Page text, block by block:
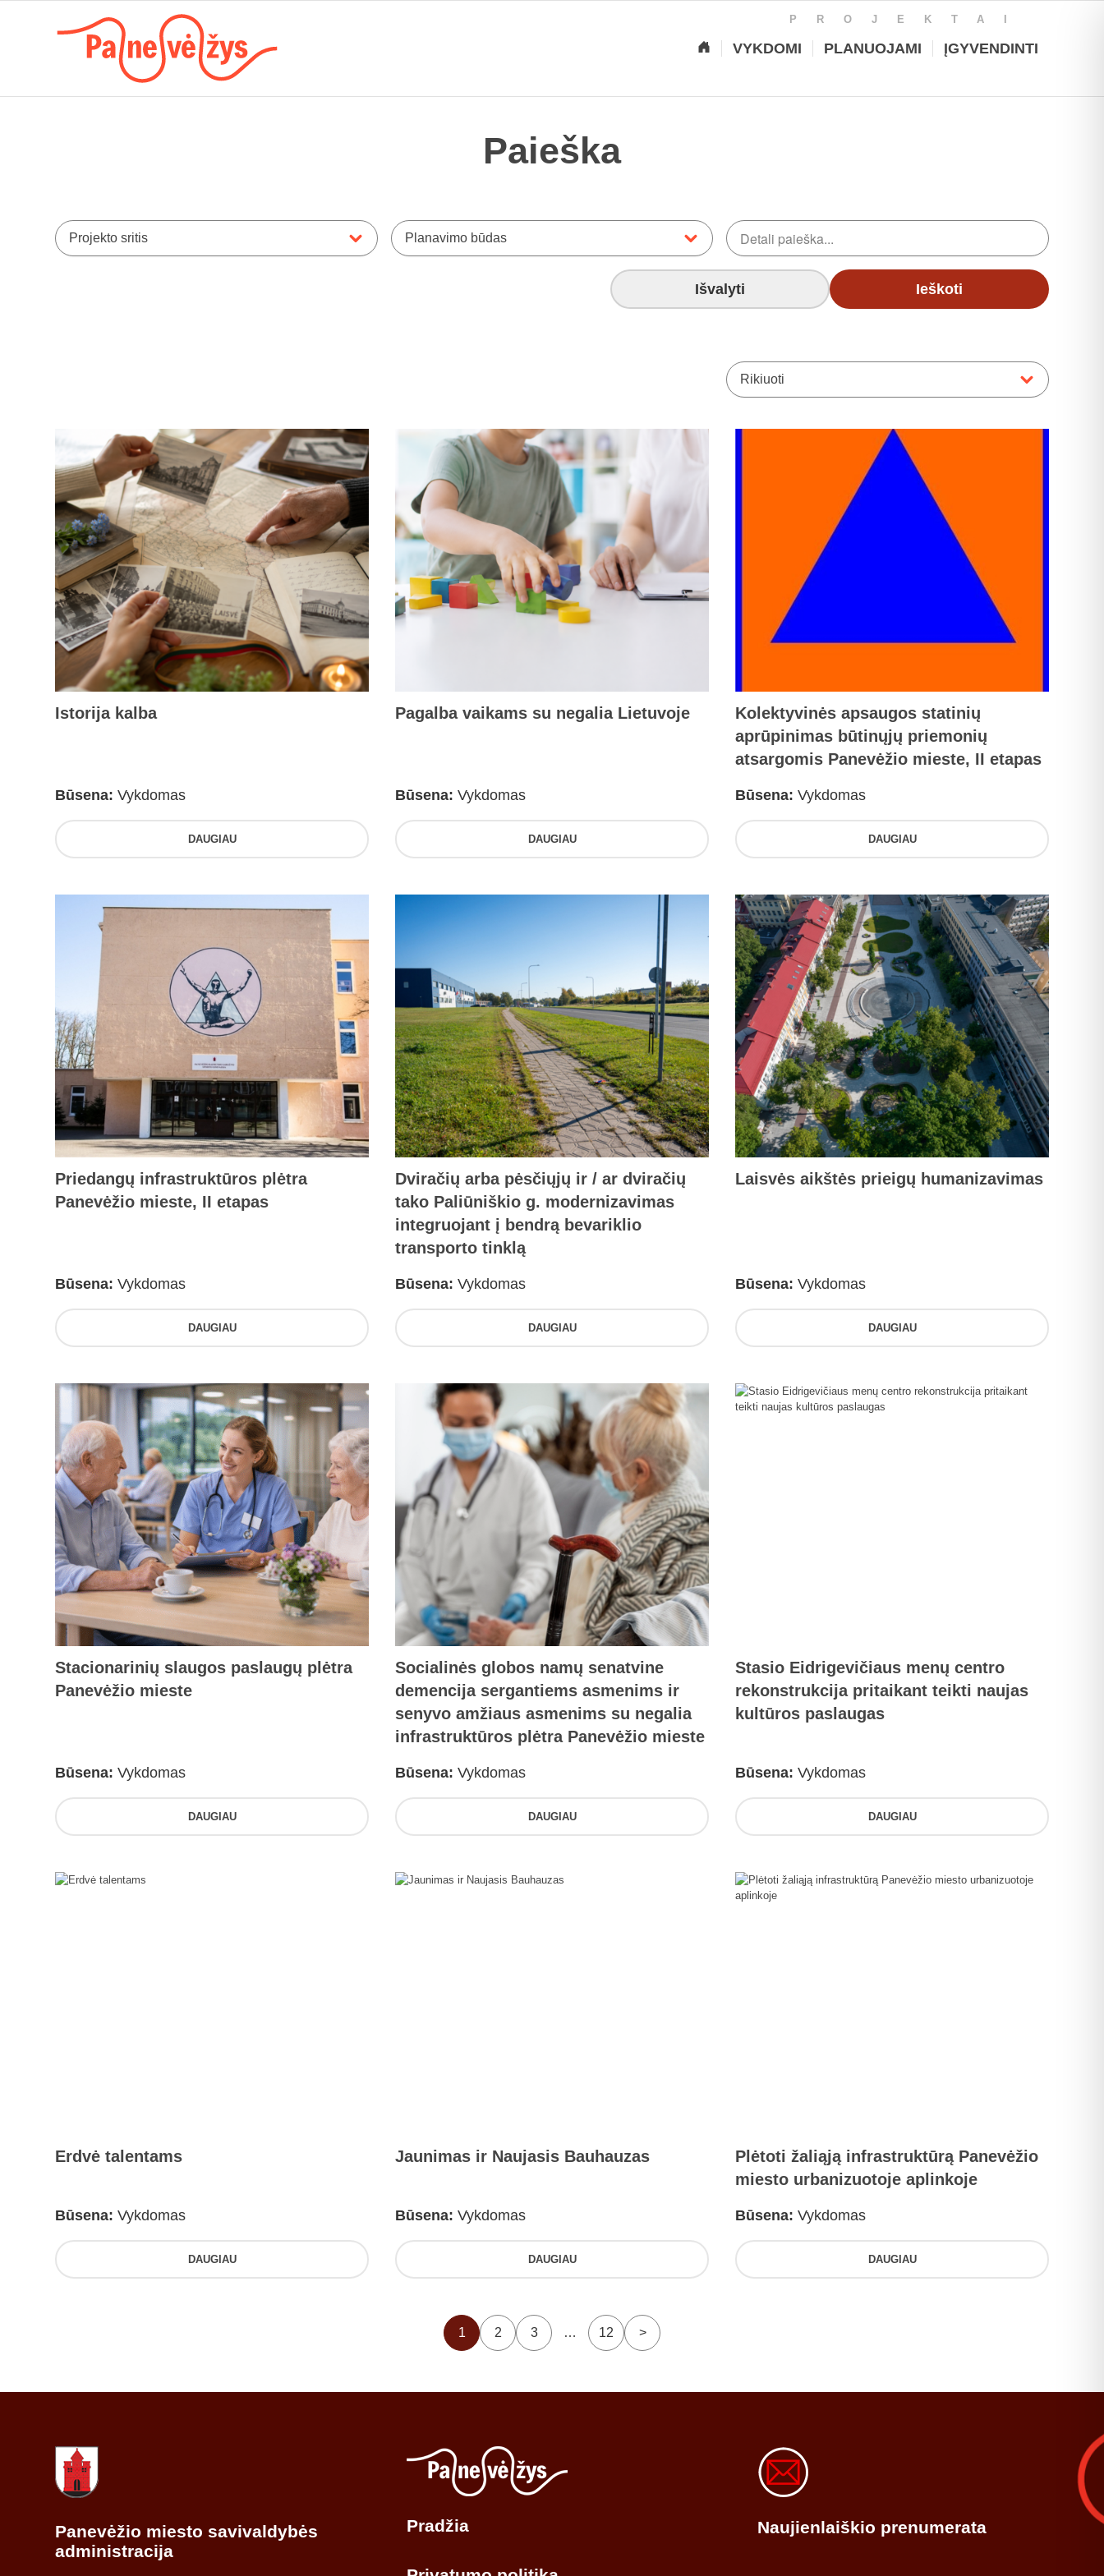
PROJEKTAI
VYKDOMI PLANUOJAMI ĮGYVENDINTI
Paieška
Projekto sritis Planavimo būdas
Išvalyti Ieškoti
Rikiuoti
Istorija kalba
Būsena: Vykdomas
DAUGIAU
Pagalba vaikams su negalia Lietuvoje
Būsena: Vykdomas
DAUGIAU
Kolektyvinės apsaugos statinių
aprūpinimas būtinųjų priemonių
atsargomis Panevėžio mieste, II etapas
Būsena: Vykdomas
DAUGIAU
Priedangų infrastruktūros plėtra
Panevėžio mieste, II etapas
Būsena: Vykdomas
DAUGIAU
Dviračių arba pėsčiųjų ir / ar dviračių
tako Paliūniškio g. modernizavimas
integruojant į bendrą bevariklio
transporto tinklą
Būsena: Vykdomas
DAUGIAU
Laisvės aikštės prieigų humanizavimas
Būsena: Vykdomas
DAUGIAU
Stacionarinių slaugos paslaugų plėtra
Panevėžio mieste
Būsena: Vykdomas
DAUGIAU
Socialinės globos namų senatvine
demencija sergantiems asmenims ir
senyvo amžiaus asmenims su negalia
infrastruktūros plėtra Panevėžio mieste
Būsena: Vykdomas
DAUGIAU
Stasio Eidrigevičiaus menų centro
rekonstrukcija pritaikant teikti naujas
kultūros paslaugas
Būsena: Vykdomas
DAUGIAU
Erdvė talentams
Būsena: Vykdomas
DAUGIAU
Jaunimas ir Naujasis Bauhauzas
Būsena: Vykdomas
DAUGIAU
Plėtoti žaliąją infrastruktūrą Panevėžio
miesto urbanizuotoje aplinkoje
Būsena: Vykdomas
DAUGIAU
1 2 3 … 12 >
Panevėžio miesto savivaldybės
administracija
Pradžia Naujienlaiškio prenumerata